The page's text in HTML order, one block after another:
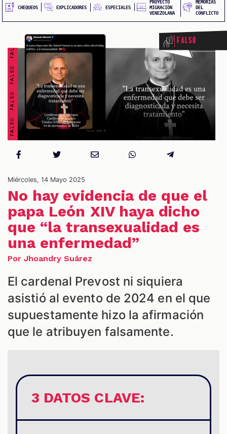
CHEQUEOS EXPLICADORES ESPECIALES
PROYECTO
MIGRACIÓN
VENEZOLANA
MEMORIAS
DEL
CONFLICTO
Falso
Miércoles, 14 Mayo 2025
No hay evidencia de que el
papa León XIV haya dicho
que “la transexualidad es
una enfermedad”
Por Jhoandry Suárez
El cardenal Prevost ni siquiera
asistió al evento de 2024 en el que
supuestamente hizo la afirmación
que le atribuyen falsamente.
3 DATOS CLAVE: